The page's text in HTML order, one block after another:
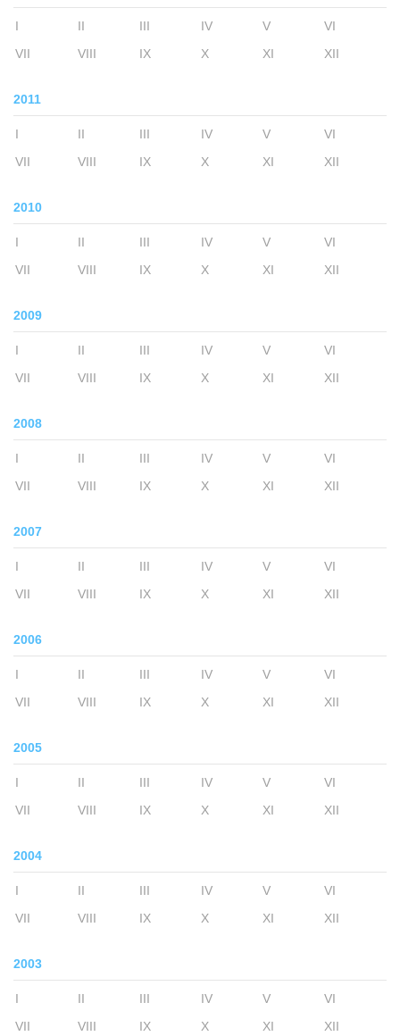
I II III IV V
VI
VII
VIII IX X XI XII
2011
I II III IV V
VI
VII
VIII IX X XI XII
2010
I II III IV V
VI
VII
VIII IX X XI XII
2009
I II III IV V
VI
VII
VIII IX X XI XII
2008
I II III IV V
VI
VII
VIII IX X XI XII
2007
I II III IV V
VI
VII
VIII IX X XI XII
2006
I II III IV V
VI
VII
VIII IX X XI XII
2005
I II III IV V
VI
VII
VIII IX X XI XII
2004
I II III IV V
VI
VII
VIII IX X XI XII
2003
I II III IV V
VI
VII
VIII IX X XI XII